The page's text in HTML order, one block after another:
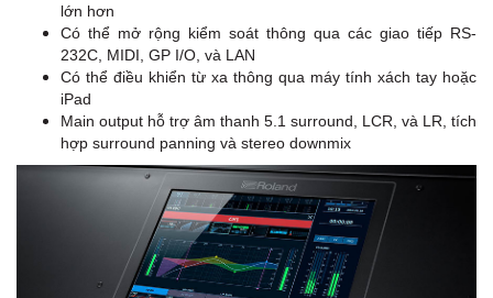
lớn hơn
Có thể mở rộng kiểm soát thông qua các giao tiếp RS-
232C, MIDI, GP I/O, và LAN
Có thể điều khiển từ xa thông qua máy tính xách tay hoặc
iPad
Main output hỗ trợ âm thanh 5.1 surround, LCR, và LR, tích
hợp surround panning và stereo downmix